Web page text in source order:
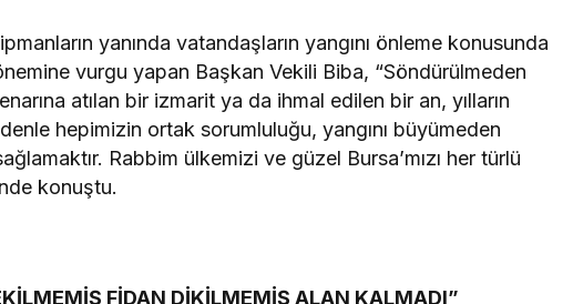
yanında vatandaşların yangını önleme konusunda
vurgu yapan Başkan Vekili Biba, “Söndürülmeden
atılan bir izmarit ya da ihmal edilen bir an, yılların
hepimizin ortak sorumluluğu, yangını büyümeden
Rabbim ülkemizi ve güzel Bursa’mızı her türlü
konuştu.
FİDAN DİKİLMEMİŞ ALAN KALMADI”